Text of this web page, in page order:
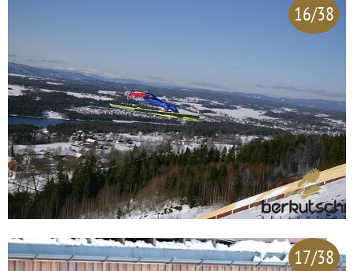
16/38
17/38